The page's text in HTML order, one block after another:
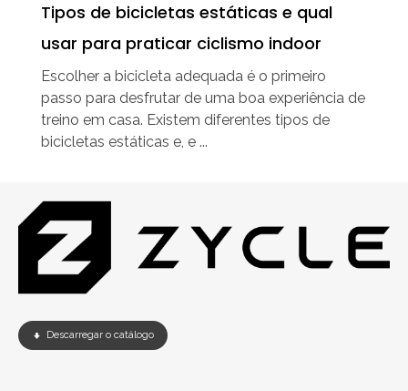
Tipos de bicicletas estáticas e qual
usar para praticar ciclismo indoor
Escolher a bicicleta adequada é o primeiro
passo para desfrutar de uma boa experiência de
treino em casa. Existem diferentes tipos de
bicicletas estáticas e, e ...
Descarregar o catálogo